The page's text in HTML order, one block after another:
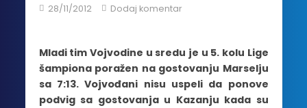
28/11/2012 Dodaj komentar
Mladi tim Vojvodine u sredu je u 5. kolu Lige
šampiona poražen na gostovanju Marselju
sa 7:13. Vojvođani nisu uspeli da ponove
podvig sa gostovanja u Kazanju kada su